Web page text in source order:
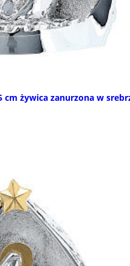
cm żywica zanurzona w